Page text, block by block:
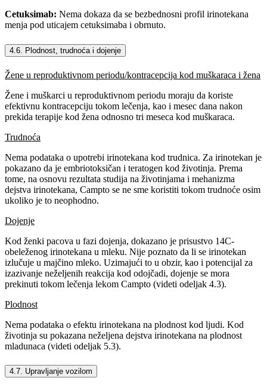
Cetuksimab: Nema dokaza da se bezbednosni profil irinotekana
menja pod uticajem cetuksimaba i obrnuto.
4.6. Plodnost, trudnoća i dojenje
Žene u reproduktivnom periodu/kontracepcija kod muškaraca i žena
Žene i muškarci u reproduktivnom periodu moraju da koriste
efektivnu kontracepciju tokom lečenja, kao i mesec dana nakon
prekida terapije kod žena odnosno tri meseca kod muškaraca.
Trudnoća
Nema podataka o upotrebi irinotekana kod trudnica. Za irinotekan je
pokazano da je embriotoksičan i teratogen kod životinja. Prema
tome, na osnovu rezultata studija na životinjama i mehanizma
dejstva irinotekana, Campto se ne sme koristiti tokom trudnoće osim
ukoliko je to neophodno.
Dojenje
Kod ženki pacova u fazi dojenja, dokazano je prisustvo 14C-
obeleženog irinotekana u mleku. Nije poznato da li se irinotekan
izlučuje u majčino mleko. Uzimajući to u obzir, kao i potencijal za
izazivanje neželjenih reakcija kod odojčadi, dojenje se mora
prekinuti tokom lečenja lekom Campto (videti odeljak 4.3).
Plodnost
Nema podataka o efektu irinotekana na plodnost kod ljudi. Kod
životinja su pokazana neželjena dejstva irinotekana na plodnost
mladunaca (videti odeljak 5.3).
4.7. Upravljanje vozilom